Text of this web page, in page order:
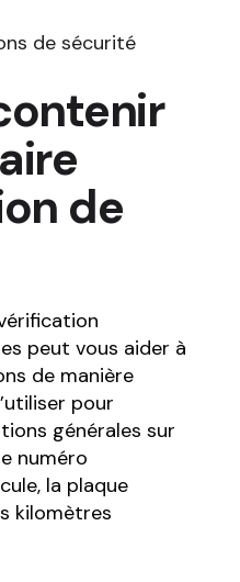
de sécurité
de
peut vous aider à
de manière
pour
générales sur
numéro
la plaque
kilomètres